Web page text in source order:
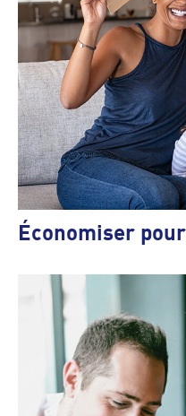
Économiser